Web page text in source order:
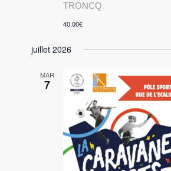
TRONCQ
40,00€
juillet 2026
MAR
7